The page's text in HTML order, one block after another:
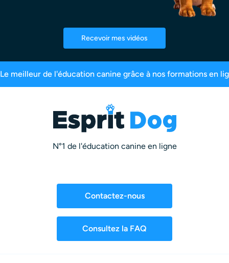
Recevoir mes vidéos
maîtres inscrits 99,6% de satisfaction
N°1 de l'éducation canine en ligne
Contactez-nous
Consultez la FAQ